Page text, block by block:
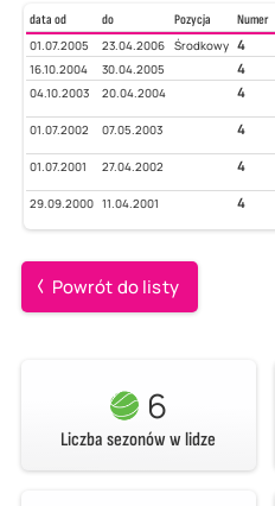
data od do Pozycja Numer
01.07.2005
23.04.2006 Środkowy 4
16.10.2004 30.04.2005 4
04.10.2003 20.04.2004 4
01.07.2002 07.05.2003 4
01.07.2001 27.04.2002 4
29.09.2000 11.04.2001 4
Powrót do listy
6
Liczba sezonów w lidze